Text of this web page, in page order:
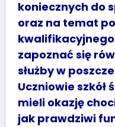
koniecznych do
oraz na temat
zapoznać się
służby w
Uczniowie szkół
mieli okazję
jak prawdziwi